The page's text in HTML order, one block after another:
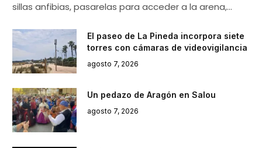
sillas anfibias, pasarelas para acceder a la arena,…
El paseo de La Pineda incorpora siete
torres con cámaras de videovigilancia
agosto 7, 2026
Un pedazo de Aragón en Salou
agosto 7, 2026